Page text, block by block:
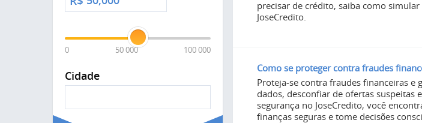
precisar de crédito, saiba como
JoseCredito.
Como se proteger contra fraudes
Proteja-se contra fraudes financeiras
dados, desconfiar de ofertas suspeitas
segurança no JoseCredito, você
finanças seguras e tome decisões
0 50 000 100 000
Cidade